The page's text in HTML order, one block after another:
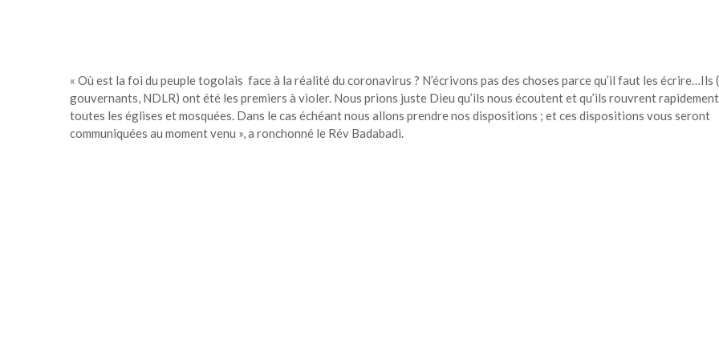
« Où est la foi du peuple togolais face à la réalité du coronavirus ? N’écrivons pas des choses parce qu’il faut les écrire…Ils
gouvernants, NDLR) ont été les premiers à violer. Nous prions juste Dieu qu’ils nous écoutent et qu’ils rouvrent rapidement
toutes les églises et mosquées. Dans le cas échéant nous allons prendre nos dispositions ; et ces dispositions vous seront
communiquées au moment venu », a ronchonné le Rév Badabadi.